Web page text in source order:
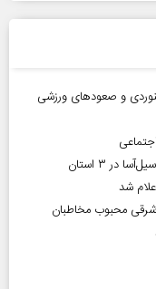
و صعودهای ورزشی
شد
محبوب مخاطبان